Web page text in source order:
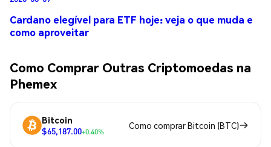
Cardano elegível para ETF hoje: veja o que muda e
como aproveitar
Como Comprar Outras Criptomoedas na
Phemex
Bitcoin
$65,187.00+0.40%
Como comprar Bitcoin (BTC)